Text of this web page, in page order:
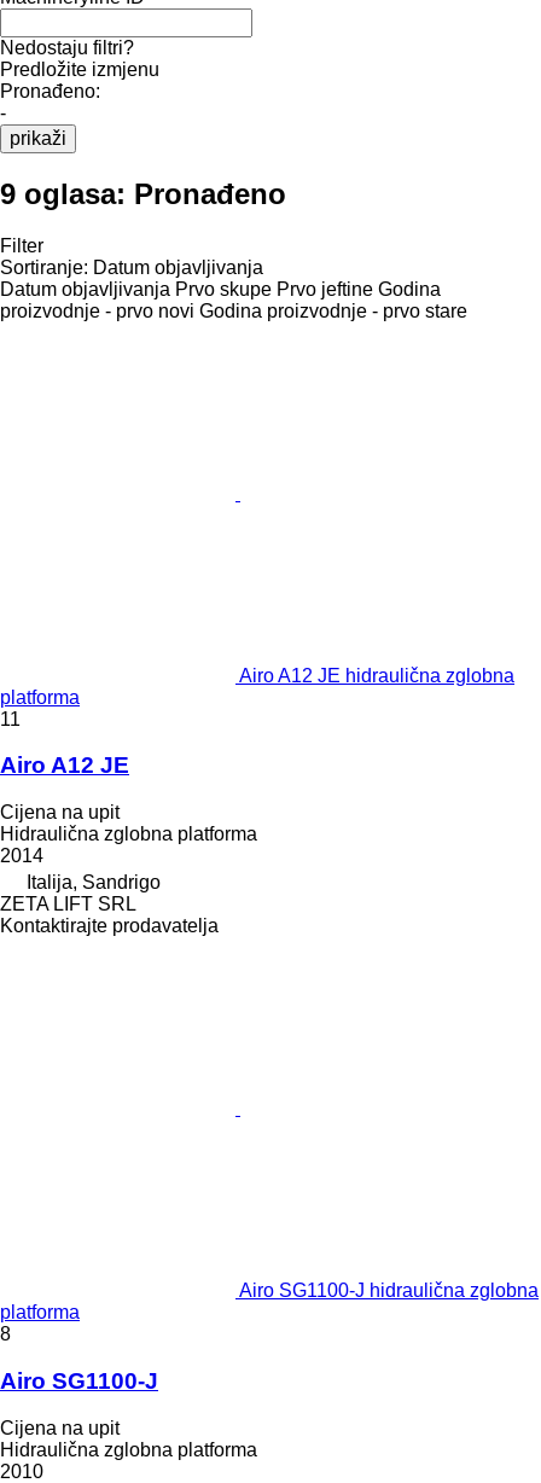
Nedostaju filtri?
Predložite izmjenu
Pronađeno:
-
prikaži
9 oglasa: Pronađeno
Filter
Sortiranje: Datum objavljivanja
Datum objavljivanja Prvo skupe Prvo jeftine Godina
proizvodnje - prvo novi Godina proizvodnje - prvo stare
Airo A12 JE hidraulična zglobna
platforma
11
Airo A12 JE
Cijena na upit
Hidraulična zglobna platforma
2014
Italija, Sandrigo
ZETA LIFT SRL
Kontaktirajte prodavatelja
Airo SG1100-J hidraulična zglobna
platforma
8
Airo SG1100-J
Cijena na upit
Hidraulična zglobna platforma
2010